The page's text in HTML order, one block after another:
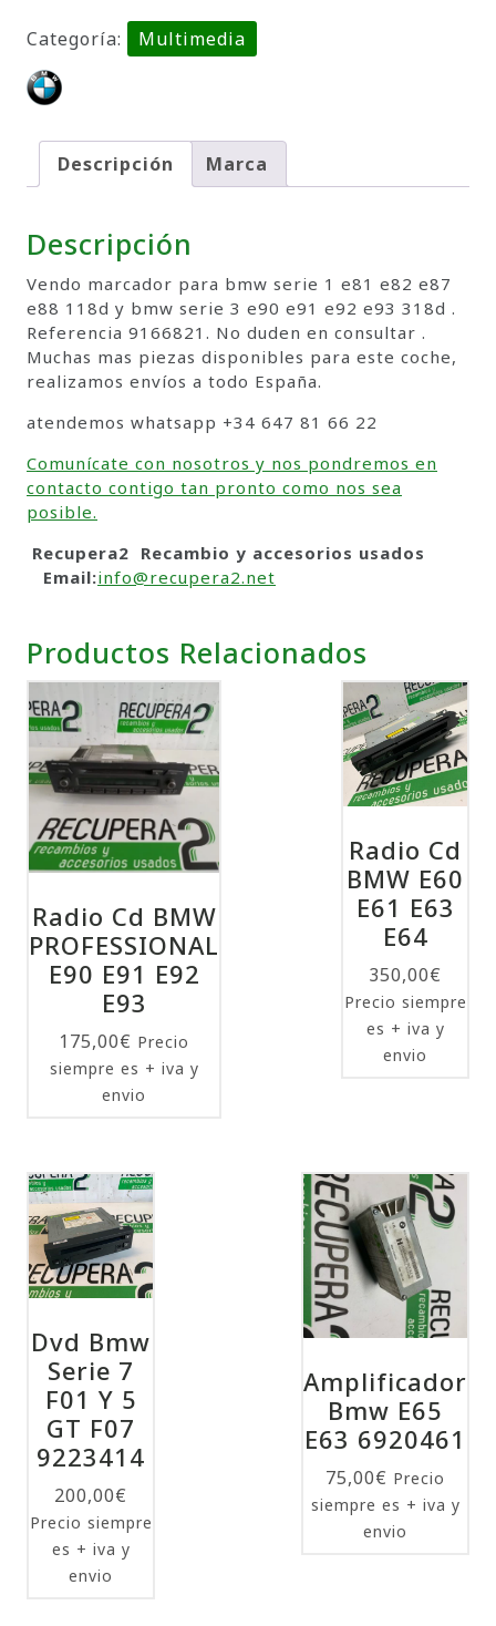
Categoría: Multimedia
Descripción Marca
Descripción
Vendo marcador para bmw serie 1 e81 e82 e87
e88 118d y bmw serie 3 e90 e91 e92 e93 318d .
Referencia 9166821. No duden en consultar .
Muchas mas piezas disponibles para este coche,
realizamos envíos a todo España.
atendemos whatsapp +34 647 81 66 22
Comunícate con nosotros y nos pondremos en
contacto contigo tan pronto como nos sea
posible.
Recupera2 Recambio y accesorios usados
Email:info@recupera2.net
Productos Relacionados
Radio Cd BMW
PROFESSIONAL
E90 E91 E92
E93
175,00€ Precio
siempre es + iva y
envio
Radio Cd
BMW E60
E61 E63
E64
350,00€
Precio siempre
es + iva y
envio
Dvd Bmw
Serie 7
F01 Y 5
GT F07
9223414
200,00€
Precio siempre
es + iva y
envio
Amplificador
Bmw E65
E63 6920461
75,00€ Precio
siempre es + iva y
envio